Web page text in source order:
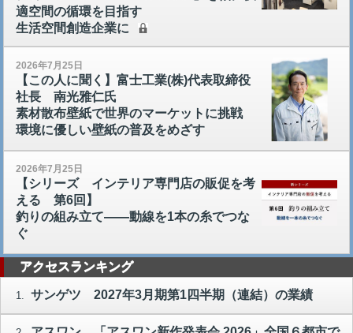
適空間の循環を目指す
生活空間創造企業に
2026年7月25日
【この人に聞く】富士工業(株)代表取締役
社長 南光雅仁氏
素材散布壁紙で世界のマーケットに挑戦
環境に優しい壁紙の普及をめざす
2026年7月25日
【シリーズ インテリア専門店の販促を考
える 第6回】
釣りの組み立て――動線を1本の糸でつな
ぐ
アクセスランキング
1. サンゲツ 2027年3月期第1四半期（連結）の業績